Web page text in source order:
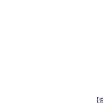
【